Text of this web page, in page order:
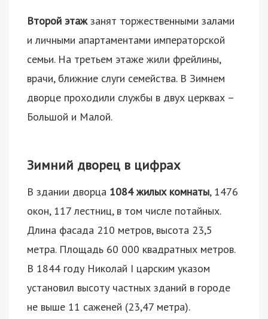
Второй этажзанят торжественными залами
и личными апартаментами императорской
семьи. На третьем этаже жили фрейлины,
врачи, ближние слуги семейства. В Зимнем
дворце проходили службы в двух церквах –
Большой и Малой.
Зимний дворец в цифрах
В здании дворца 1084 жилых комнаты, 1476
окон, 117 лестниц, в том числе потайных.
Длина фасада 210 метров, высота 23,5
метра. Площадь 60 000 квадратных метров.
В 1844 году Николай I царским указом
установил высоту частных зданий в городе
не выше 11 саженей (23,47 метра).